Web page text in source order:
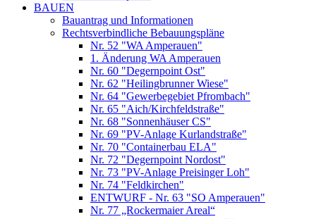
BAUEN
Bauantrag und Informationen
Rechtsverbindliche Bebauungspläne
Nr. 52 "WA Amperauen"
1. Änderung WA Amperauen
Nr. 60 "Degernpoint Ost"
Nr. 62 "Heilingbrunner Wiese"
Nr. 64 "Gewerbegebiet Pfrombach"
Nr. 65 "Aich/Kirchfeldstraße"
Nr. 68 "Sonnenhäuser CS"
Nr. 69 "PV-Anlage Kurlandstraße"
Nr. 70 "Containerbau ELA"
Nr. 72 "Degernpoint Nordost"
Nr. 73 "PV-Anlage Preisinger Loh"
Nr. 74 "Feldkirchen"
ENTWURF - Nr. 63 "SO Amperauen"
Nr. 77 „Rockermaier Areal“